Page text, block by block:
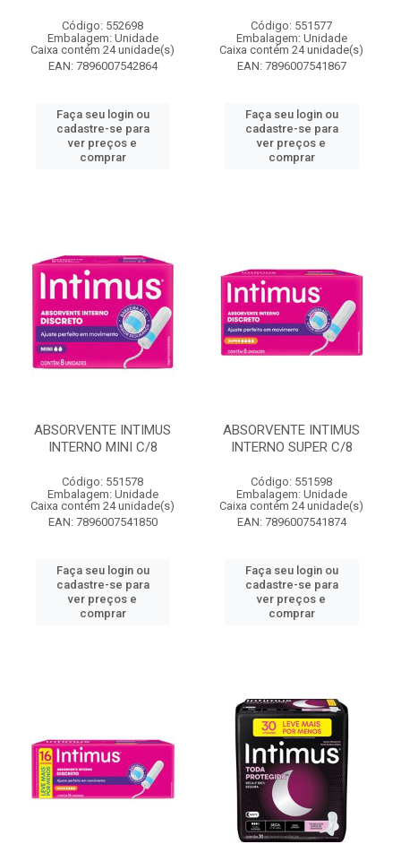
Código: 552698
Embalagem: Unidade
Caixa contém 24 unidade(s)
EAN: 7896007542864
Faça seu login ou
cadastre-se para
ver preços e
comprar
Código: 551577
Embalagem: Unidade
Caixa contém 24 unidade(s)
EAN: 7896007541867
Faça seu login ou
cadastre-se para
ver preços e
comprar
ABSORVENTE INTIMUS
INTERNO MINI C/8
Código: 551578
Embalagem: Unidade
Caixa contém 24 unidade(s)
EAN: 7896007541850
Faça seu login ou
cadastre-se para
ver preços e
comprar
ABSORVENTE INTIMUS
INTERNO SUPER C/8
Código: 551598
Embalagem: Unidade
Caixa contém 24 unidade(s)
EAN: 7896007541874
Faça seu login ou
cadastre-se para
ver preços e
comprar